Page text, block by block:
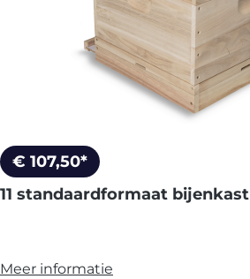
€ 107,50*
11 standaardformaat bijenkast
Meer informatie